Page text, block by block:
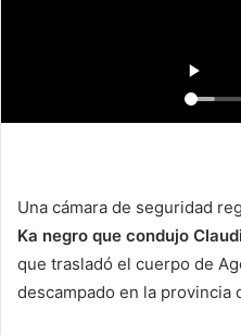
Una cámara de seguridad
Ka negro que condujo
que trasladó el cuerpo de
descampado en la provincia